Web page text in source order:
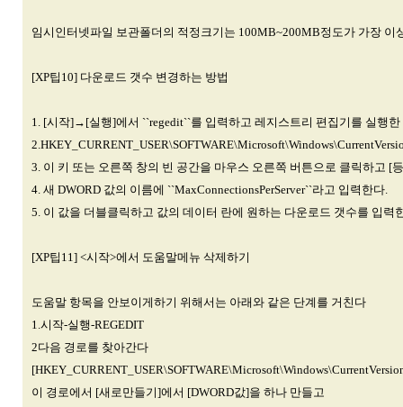
임시인터넷파일 보관폴더의 적정크기는 100MB~200MB정도가 가장 이
[XP팁10] 다운로드 갯수 변경하는 방법
1. [시작]→[실행]에서 ``regedit``를 입력하고 레지스트리 편집기를 실행한
3. 이 키 또는 오른쪽 창의 빈 공간을 마우스 오른쪽 버튼으로 클릭하고 [
4. 새 DWORD 값의 이름에 ``MaxConnectionsPerServer``라고 입력한다.
5. 이 값을 더블클릭하고 값의 데이터 란에 원하는 다운로드 갯수를 입력
[XP팁11] <시작>에서 도움말메뉴 삭제하기
도움말 항목을 안보이게하기 위해서는 아래와 같은 단계를 거친다
1.시작-실행-REGEDIT
2다음 경로를 찾아간다
이 경로에서 [새로만들기]에서 [DWORD값]을 하나 만들고